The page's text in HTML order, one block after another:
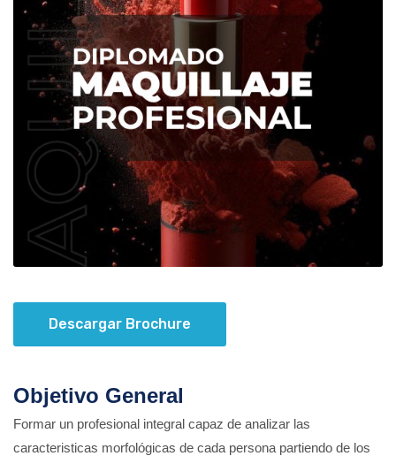
Descargar Brochure
Objetivo General
Formar un profesional integral capaz de analizar las
caracteristicas morfológicas de cada persona partiendo de los